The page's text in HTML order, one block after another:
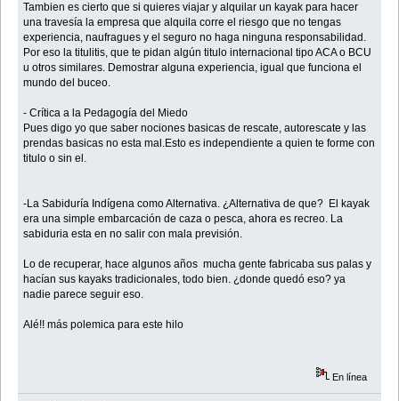
Tambien es cierto que si quieres viajar y alquilar un kayak para hacer
una travesía la empresa que alquila corre el riesgo que no tengas
experiencia, naufragues y el seguro no haga ninguna responsabilidad.
Por eso la titulitis, que te pidan algún titulo internacional tipo ACA o BCU
u otros similares. Demostrar alguna experiencia, igual que funciona el
mundo del buceo.
- Crítica a la Pedagogía del Miedo
Pues digo yo que saber nociones basicas de rescate, autorescate y las
prendas basicas no esta mal.Esto es independiente a quien te forme con
titulo o sin el.
-La Sabiduría Indígena como Alternativa. ¿Alternativa de que? El kayak
era una simple embarcación de caza o pesca, ahora es recreo. La
sabiduria esta en no salir con mala previsión.
Lo de recuperar, hace algunos años mucha gente fabricaba sus palas y
hacían sus kayaks tradicionales, todo bien. ¿donde quedó eso? ya
nadie parece seguir eso.
Alé!! más polemica para este hilo
En línea